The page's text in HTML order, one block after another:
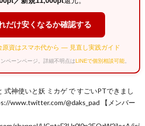
だけ安くなるか確認する
原資はスマホ代から — 見直し実践ガイド
ペーンページ。詳細不明点はLINEで個別相談可能
式神使いと妖 ミカゲ で すごいPTできまし
www.twitter.com/@daks_pad 【メンバー